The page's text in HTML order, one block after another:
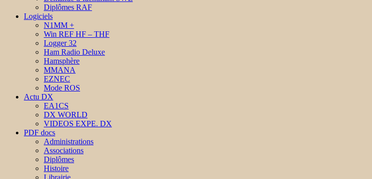
Diplômes RAF
Logiciels
N1MM +
Win REF HF – THF
Logger 32
Ham Radio Deluxe
Hamsphère
MMANA
EZNEC
Mode ROS
Actu DX
EA1CS
DX WORLD
VIDEOS EXPE. DX
PDF docs
Administrations
Associations
Diplômes
Histoire
Librairie